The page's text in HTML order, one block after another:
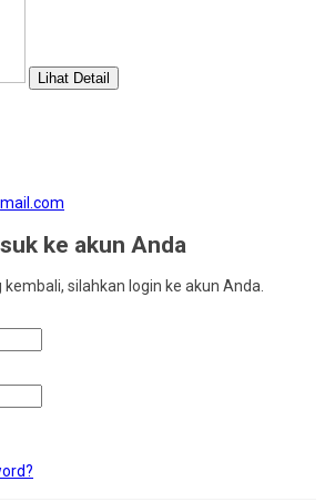
Lihat Detail
ke akun Anda
silahkan login ke akun Anda.